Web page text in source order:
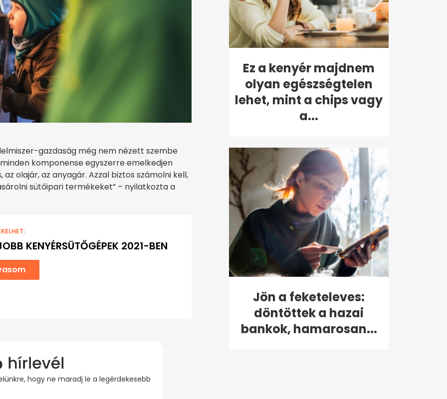
gazdaság még nem nézett szembe
komponense egyszerre emelkedjen
olajár, az anyagár. Azzal biztos számolni kell,
sütőipari termékeket” – nyilatkozta a
KENYÉRSÜTŐGÉPEK 2021-BEN
hogy ne maradj le a legérdekesebb
Ez a kenyér majdnem
olyan egészségtelen
lehet, mint a chips vagy
a...
Jön a feketeleves:
döntöttek a hazai
bankok, hamarosan...